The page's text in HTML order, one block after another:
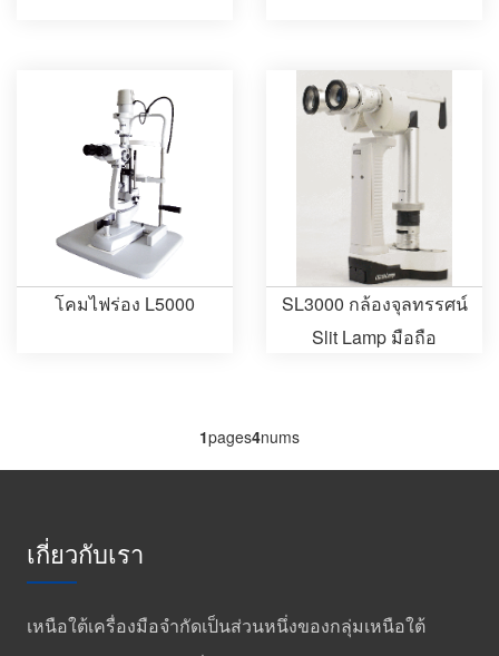
โคมไฟร่อง L5000
SL3000 กล้องจุลทรรศน์
Slit Lamp มือถือ
1pages4nums
เกี่ยวกับเรา
เหนือใต้เครื่องมือจำกัดเป็นส่วนหนึ่งของกลุ่มเหนือใต้